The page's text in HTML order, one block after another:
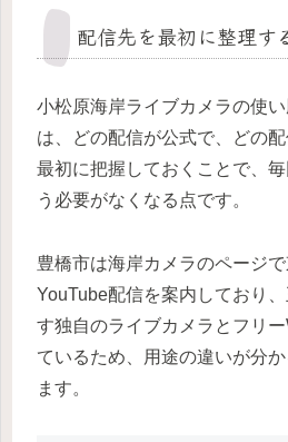
配信先を最初に整理す
小松原海岸ライブカメラの使
は、どの配信が公式で、どの
最初に把握しておくことで、
う必要がなくなる点です。
豊橋市は海岸カメラのページ
YouTube配信を案内しており
す独自のライブカメラとフリ
ているため、用途の違いが分
ます。